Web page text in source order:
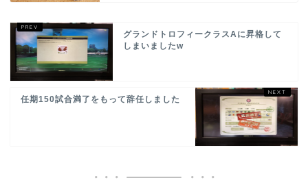
グランドトロフィークラスAに昇格して
しまいましたw
任期150試合満了をもって辞任しました